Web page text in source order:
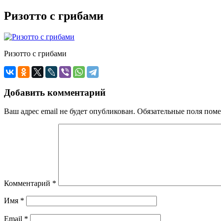
Ризотто с грибами
Ризотто с грибами
Добавить комментарий
Ваш адрес email не будет опубликован. Обязательные поля
Комментарий *
Имя *
Email *